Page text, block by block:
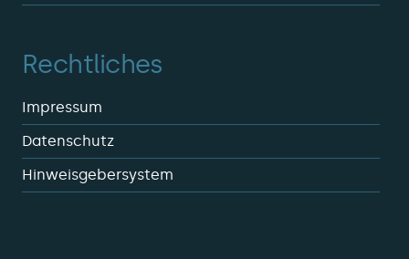
Rechtliches
Impressum
Datenschutz
Hinweisgebersystem